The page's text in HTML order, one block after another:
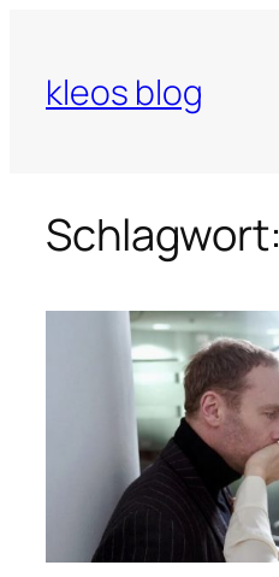
springen
kleos blog
Schlagwort: